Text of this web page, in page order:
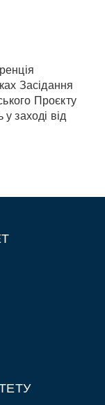
Засідання
Проєкту
заході від